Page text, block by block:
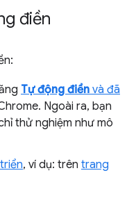
điền
Tự động điền và đã
Ngoài ra, bạn
thử nghiệm như mô
, ví dụ: trên trang